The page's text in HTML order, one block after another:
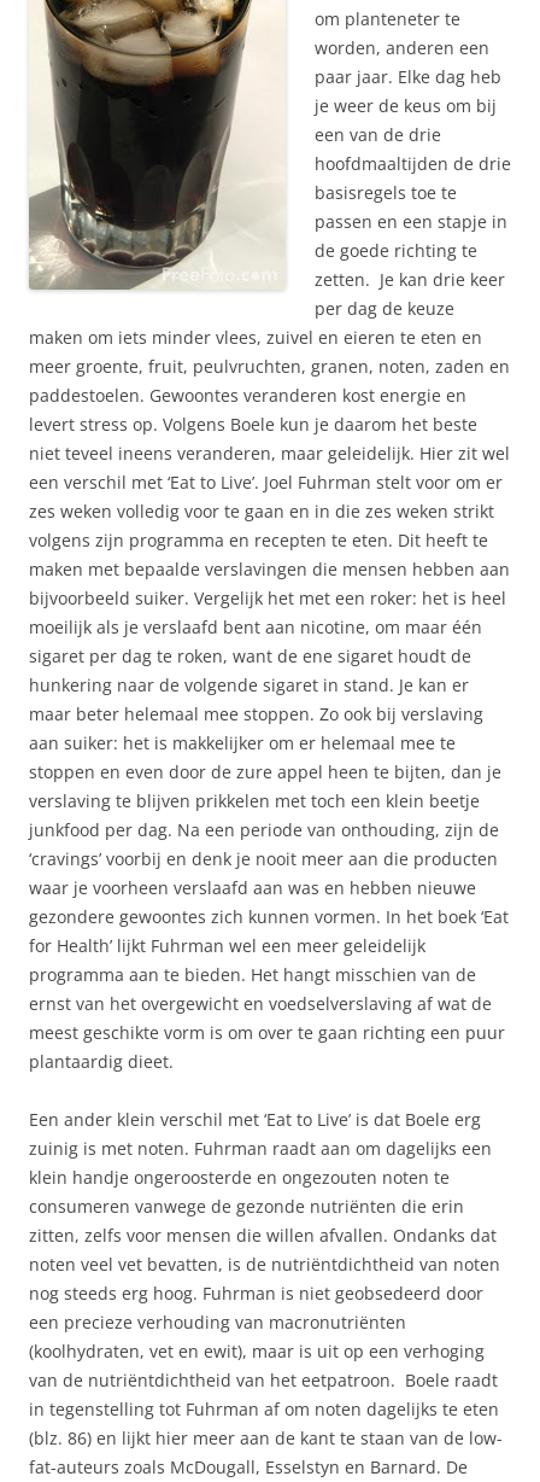
om planteneter te
worden, anderen een
paar jaar. Elke dag heb
je weer de keus om bij
een van de drie
hoofdmaaltijden de drie
basisregels toe te
passen en een stapje in
de goede richting te
zetten. Je kan drie keer
per dag de keuze
maken om iets minder vlees, zuivel en eieren te eten en
meer groente, fruit, peulvruchten, granen, noten, zaden en
paddestoelen. Gewoontes veranderen kost energie en
levert stress op. Volgens Boele kun je daarom het beste
niet teveel ineens veranderen, maar geleidelijk. Hier zit wel
een verschil met ‘Eat to Live’. Joel Fuhrman stelt voor om er
zes weken volledig voor te gaan en in die zes weken strikt
volgens zijn programma en recepten te eten. Dit heeft te
maken met bepaalde verslavingen die mensen hebben aan
bijvoorbeeld suiker. Vergelijk het met een roker: het is heel
moeilijk als je verslaafd bent aan nicotine, om maar één
sigaret per dag te roken, want de ene sigaret houdt de
hunkering naar de volgende sigaret in stand. Je kan er
maar beter helemaal mee stoppen. Zo ook bij verslaving
aan suiker: het is makkelijker om er helemaal mee te
stoppen en even door de zure appel heen te bijten, dan je
verslaving te blijven prikkelen met toch een klein beetje
junkfood per dag. Na een periode van onthouding, zijn de
‘cravings’ voorbij en denk je nooit meer aan die producten
waar je voorheen verslaafd aan was en hebben nieuwe
gezondere gewoontes zich kunnen vormen. In het boek ‘Eat
for Health’ lijkt Fuhrman wel een meer geleidelijk
programma aan te bieden. Het hangt misschien van de
ernst van het overgewicht en voedselverslaving af wat de
meest geschikte vorm is om over te gaan richting een puur
plantaardig dieet.
Een ander klein verschil met ‘Eat to Live’ is dat Boele erg
zuinig is met noten. Fuhrman raadt aan om dagelijks een
klein handje ongeroosterde en ongezouten noten te
consumeren vanwege de gezonde nutriënten die erin
zitten, zelfs voor mensen die willen afvallen. Ondanks dat
noten veel vet bevatten, is de nutriëntdichtheid van noten
nog steeds erg hoog. Fuhrman is niet geobsedeerd door
een precieze verhouding van macronutriënten
(koolhydraten, vet en ewit), maar is uit op een verhoging
van de nutriëntdichtheid van het eetpatroon. Boele raadt
in tegenstelling tot Fuhrman af om noten dagelijks te eten
(blz. 86) en lijkt hier meer aan de kant te staan van de low-
fat-auteurs zoals McDougall, Esselstyn en Barnard. De